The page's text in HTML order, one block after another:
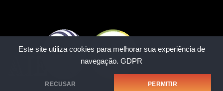
Este site utiliza cookies para melhorar sua experiência de
navegação. GDPR
RECUSAR PERMITIR